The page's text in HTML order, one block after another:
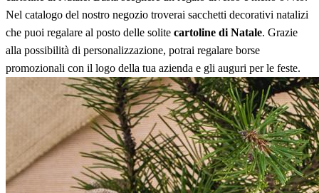
Nel catalogo del nostro negozio troverai sacchetti decorativi natalizi
che puoi regalare al posto delle solite cartoline di Natale. Grazie
alla possibilità di personalizzazione, potrai regalare borse
promozionali con il logo della tua azienda e gli auguri per le feste.